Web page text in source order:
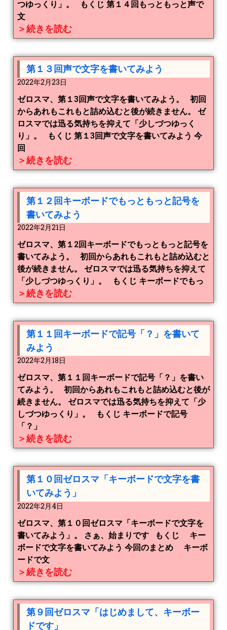
つゆっくり」。 もくじ 第１４回もっともっと声で
文
＞続きを読む
第１３回声で文字を書いてみよう
2022年2月23日
ゼロスマ、第１3回声で文字を書いてみよう。 初回
からあれもこれもと詰め込むと後が続きません。 ゼ
ロスマでは迅る気持ちを抑えて「少しづつゆっく
り」。 もくじ 第１3回声で文字を書いてみよう 今
回
＞続きを読む
第１２回キーボードでもっともっと記号を
書いてみよう
2022年2月21日
ゼロスマ、第１2回キーボードでもっともっと記号を
書いてみよう。 初回からあれもこれもと詰め込むと
後が続きません。 ゼロスマでは迅る気持ちを抑えて
「少しづつゆっくり」。 もくじ キーボードでもっ
＞続きを読む
第１１回キーボードで記号「？」を書いて
みよう
2022年2月18日
ゼロスマ、第１１回キーボードで記号「？」を書い
てみよう。 初回からあれもこれもと詰め込むと後が
続きません。 ゼロスマでは迅る気持ちを抑えて「少
しづつゆっくり」。 もくじ キーボードで記号
「？」
＞続きを読む
第１０回ゼロスマ「キーボードで文字を書
いてみよう」
2022年2月4日
ゼロスマ、第１０回ゼロスマ「キーボードで文字を
書いてみよう」。 さぁ、始まりです もくじ キー
ボードで文字を書いてみよう 今回のまとめ キーボ
ードで文
＞続きを読む
第９回ゼロスマ「はじめまして、キーボー
ドです」